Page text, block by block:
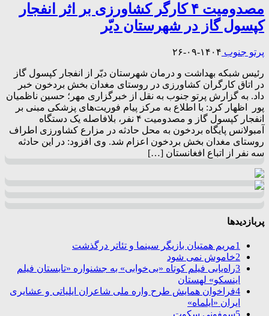
مصدومیت ۴ کارگر کشاورزی بر اثر انفجار
کپسول گاز در شهرستان دیّر
پرتو جنوب ۱۴۰۴-۰۹-۲۶
رئیس شبکه بهداشت و درمان شهرستان دیّر از انفجار کپسول گاز
در اتاق کارگران کشاورزی در روستای مغدان بخش بردخون خبر
داد. به گزارش پرتو جنوب به نقل از خبرگزاری مهر؛ حسین ناظمیان
پور اظهار کرد: با اطلاع به مرکز پیام فوریت‌های پزشکی مبنی بر
انفجار کپسول گاز و مصدومیت ۴ نفر، بلافاصله یک دستگاه
آمبولانس پایگاه بردخون به محل حادثه در مزارع کشاورزی اطراف
روستای مغدان بخش بردخون اعزام شد. وی افزود: در این حادثه
سه نفر از اتباع افغانستان […]
پربازدیدها
1مریم همتیان بازیگر سینما و تئاتر درگذشت
2خاموش نمی شود
3راه‌یابی فیلم کوتاه «بی‌خوابی» به جشنواره «تابستان فیلم
اینسکو» لهستان
4فراخوان همایش طرح واره ملی شاعران ایلیاتی و عشایری
ایران «ایلماه»